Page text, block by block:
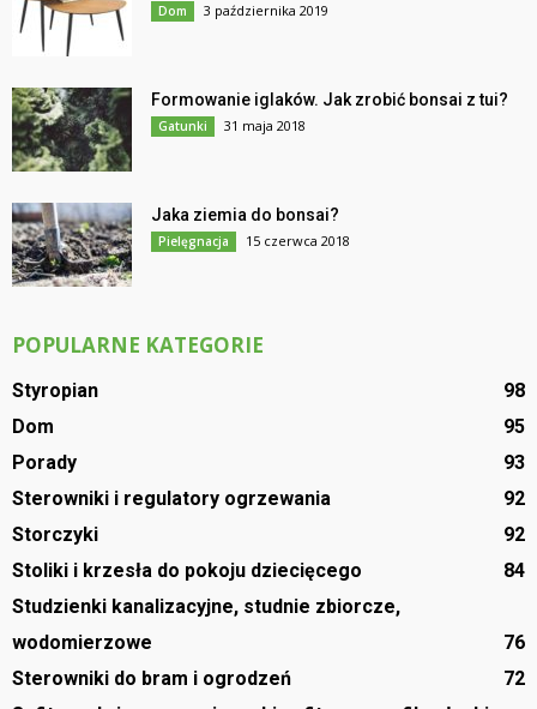
Dom 3 października 2019
Formowanie iglaków. Jak zrobić bonsai z tui?
Gatunki 31 maja 2018
Jaka ziemia do bonsai?
Pielęgnacja 15 czerwca 2018
POPULARNE KATEGORIE
Styropian
98
Dom
95
Porady
93
Sterowniki i regulatory ogrzewania
92
Storczyki
92
Stoliki i krzesła do pokoju dziecięcego
84
Studzienki kanalizacyjne, studnie zbiorcze,
wodomierzowe
76
Sterowniki do bram i ogrodzeń
72